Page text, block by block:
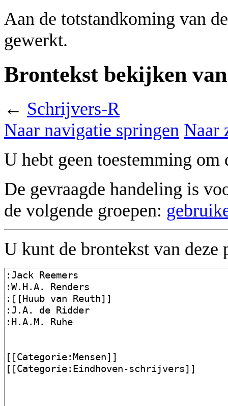
Aan de totstandkoming van
gewerkt.
Brontekst bekijken
← Schrijvers-R
Naar navigatie springen Naar
U hebt geen toestemming om
De gevraagde handeling is
de volgende groepen:
U kunt de brontekst van